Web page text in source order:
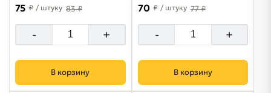
75 ₽ / штуку 83 ₽
- +
В корзину
70 ₽ / штуку 77 ₽
- +
В корзину